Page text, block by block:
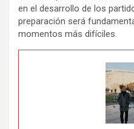
en el desarrollo de los
preparación será
momentos más difíciles.